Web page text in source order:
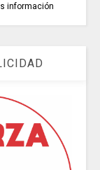
información